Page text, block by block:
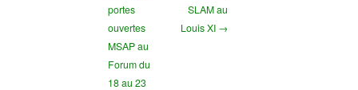
portes
ouvertes
MSAP au
Forum du
18 au 23
SLAM au
Louis XI →